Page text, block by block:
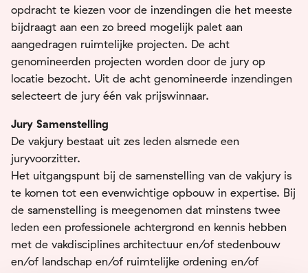
opdracht te kiezen voor de inzendingen die het meeste
bijdraagt aan een zo breed mogelijk palet aan
aangedragen ruimtelijke projecten. De acht
genomineerden projecten worden door de jury op
locatie bezocht. Uit de acht genomineerde inzendingen
selecteert de jury één vak prijswinnaar.
Jury Samenstelling
De vakjury bestaat uit zes leden alsmede een
juryvoorzitter.
Het uitgangspunt bij de samenstelling van de vakjury is
te komen tot een evenwichtige opbouw in expertise. Bij
de samenstelling is meegenomen dat minstens twee
leden een professionele achtergrond en kennis hebben
met de vakdisciplines architectuur en/of stedenbouw
en/of landschap en/of ruimtelijke ordening en/of